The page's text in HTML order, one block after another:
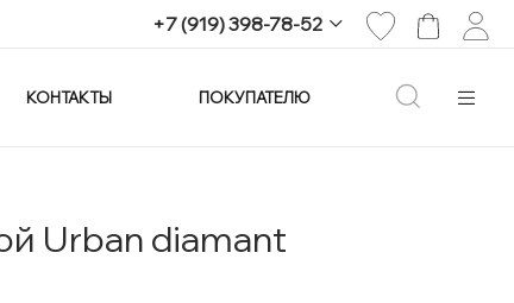
+7 (919) 398-78-52
+7 (919) 398-78-52
КОНТАКТЫ ПОКУПАТЕЛЮ
Urban diamant